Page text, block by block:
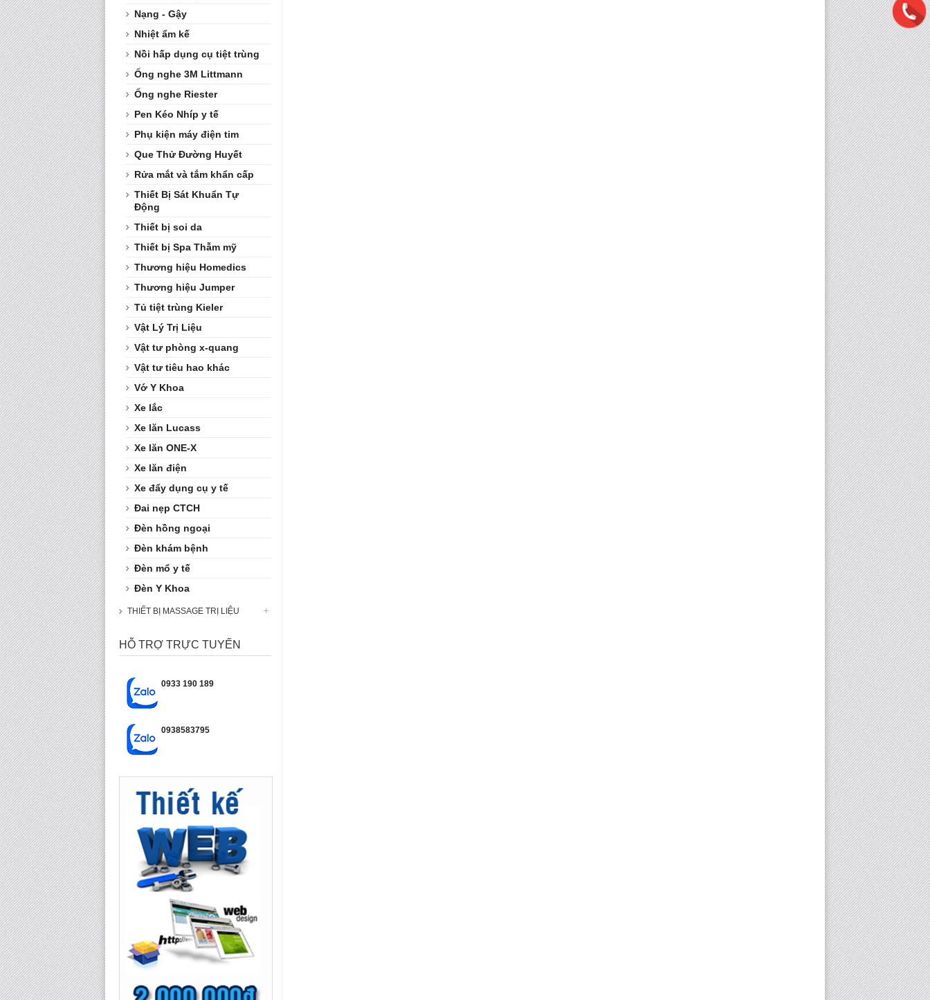
Nạng - Gậy
Nhiệt ẩm kế
Nồi hấp dụng cụ tiệt trùng
Ống nghe 3M Littmann
Ống nghe Riester
Pen Kéo Nhíp y tế
Phụ kiện máy điện tim
Que Thử Đường Huyết
Rửa mắt và tắm khẩn cấp
Thiết Bị Sát Khuẩn Tự
Động
Thiết bị soi da
Thiết bị Spa Thẫm mỹ
Thương hiệu Homedics
Thương hiệu Jumper
Tủ tiệt trùng Kieler
Vật Lý Trị Liệu
Vật tư phòng x-quang
Vật tư tiêu hao khác
Vớ Y Khoa
Xe lắc
Xe lăn Lucass
Xe lăn ONE-X
Xe lăn điện
Xe đẩy dụng cụ y tế
Đai nẹp CTCH
Đèn hồng ngoại
Đèn khám bệnh
Đèn mổ y tế
Đèn Y Khoa
THIẾT BỊ MASSAGE TRỊ LIỆU
HỖ TRỢ TRỰC TUYẾN
0933 190 189
0938583795